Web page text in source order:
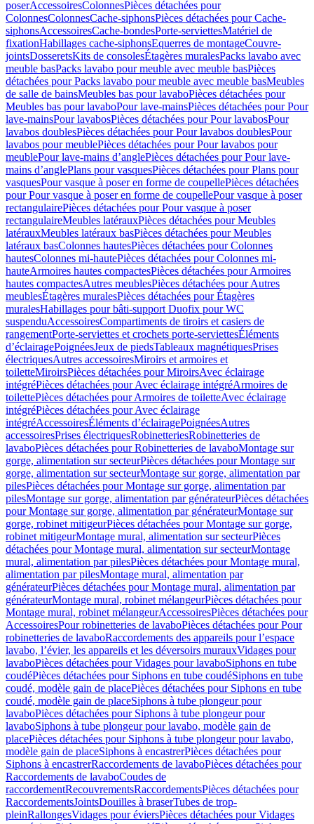
poserAccessoiresColonnesPièces détachées pour
ColonnesColonnesCache-siphonsPièces détachées pour Cache-
siphonsAccessoiresCache-bondesPorte-serviettesMatériel de
fixationHabillages cache-siphonsEquerres de montageCouvre-
jointsDosseretsKits de consolesÉtagères muralesPacks lavabo avec
meuble basPacks lavabo pour meuble avec meuble basPièces
détachées pour Packs lavabo pour meuble avec meuble basMeubles
de salle de bainsMeubles bas pour lavaboPièces détachées pour
Meubles bas pour lavaboPour lave-mainsPièces détachées pour Pour
lave-mainsPour lavabosPièces détachées pour Pour lavabosPour
lavabos doublesPièces détachées pour Pour lavabos doublesPour
lavabos pour meublePièces détachées pour Pour lavabos pour
meublePour lave-mains d’anglePièces détachées pour Pour lave-
mains d’anglePlans pour vasquesPièces détachées pour Plans pour
vasquesPour vasque à poser en forme de coupellePièces détachées
pour Pour vasque à poser en forme de coupellePour vasque à poser
rectangulairePièces détachées pour Pour vasque à poser
rectangulaireMeubles latérauxPièces détachées pour Meubles
latérauxMeubles latéraux basPièces détachées pour Meubles
latéraux basColonnes hautesPièces détachées pour Colonnes
hautesColonnes mi-hautePièces détachées pour Colonnes mi-
hauteArmoires hautes compactesPièces détachées pour Armoires
hautes compactesAutres meublesPièces détachées pour Autres
meublesÉtagères muralesPièces détachées pour Étagères
muralesHabillages pour bâti-support Duofix pour WC
suspenduAccessoiresCompartiments de tiroirs et casiers de
rangementPorte-serviettes et crochets porte-serviettesÉléments
d’éclairagePoignéesJeux de piedsTableaux magnétiquesPrises
électriquesAutres accessoiresMiroirs et armoires et
toiletteMiroirsPièces détachées pour MiroirsAvec éclairage
intégréPièces détachées pour Avec éclairage intégréArmoires de
toilettePièces détachées pour Armoires de toiletteAvec éclairage
intégréPièces détachées pour Avec éclairage
intégréAccessoiresÉléments d’éclairagePoignéesAutres
accessoiresPrises électriquesRobinetteriesRobinetteries de
lavaboPièces détachées pour Robinetteries de lavaboMontage sur
gorge, alimentation sur secteurPièces détachées pour Montage sur
gorge, alimentation sur secteurMontage sur gorge, alimentation par
pilesPièces détachées pour Montage sur gorge, alimentation par
pilesMontage sur gorge, alimentation par générateurPièces détachées
pour Montage sur gorge, alimentation par générateurMontage sur
gorge, robinet mitigeurPièces détachées pour Montage sur gorge,
robinet mitigeurMontage mural, alimentation sur secteurPièces
détachées pour Montage mural, alimentation sur secteurMontage
mural, alimentation par pilesPièces détachées pour Montage mural,
alimentation par pilesMontage mural, alimentation par
générateurPièces détachées pour Montage mural, alimentation par
générateurMontage mural, robinet mélangeurPièces détachées pour
Montage mural, robinet mélangeurAccessoiresPièces détachées pour
AccessoiresPour robinetteries de lavaboPièces détachées pour Pour
robinetteries de lavaboRaccordements des appareils pour l’espace
lavabo, l’évier, les appareils et les déversoirs murauxVidages pour
lavaboPièces détachées pour Vidages pour lavaboSiphons en tube
coudéPièces détachées pour Siphons en tube coudéSiphons en tube
coudé, modèle gain de placePièces détachées pour Siphons en tube
coudé, modèle gain de placeSiphons à tube plongeur pour
lavaboPièces détachées pour Siphons à tube plongeur pour
lavaboSiphons à tube plongeur pour lavabo, modèle gain de
placePièces détachées pour Siphons à tube plongeur pour lavabo,
modèle gain de placeSiphons à encastrerPièces détachées pour
Siphons à encastrerRaccordements de lavaboPièces détachées pour
Raccordements de lavaboCoudes de
raccordementRecouvrementsRaccordementsPièces détachées pour
RaccordementsJointsDouilles à braserTubes de trop-
pleinRallongesVidages pour éviersPièces détachées pour Vidages